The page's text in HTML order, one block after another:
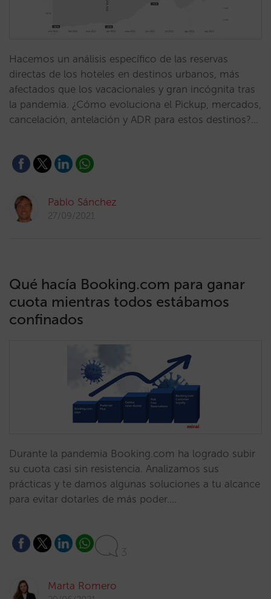
Hacemos un análisis específico de las reservas
directas de los hoteles en destinos urbanos, más
afectados que los vacacionales y gran incógnita tras
la pandemia. ¿Cómo evoluciona el Pickup, mercados,
cancelación, antelación y ADR para estos destinos?…
Pablo Sánchez
27/09/2021
Qué hacía Booking.com para ganar
cuota mientras todos estábamos
confinados
Durante la pandemia Booking.com ha logrado subir
su cuota casi sin resistencia. Analizamos sus
prácticas y te damos algunas soluciones a tu alcance
para evitar dotarles de más poder.…
3
Marta Romero